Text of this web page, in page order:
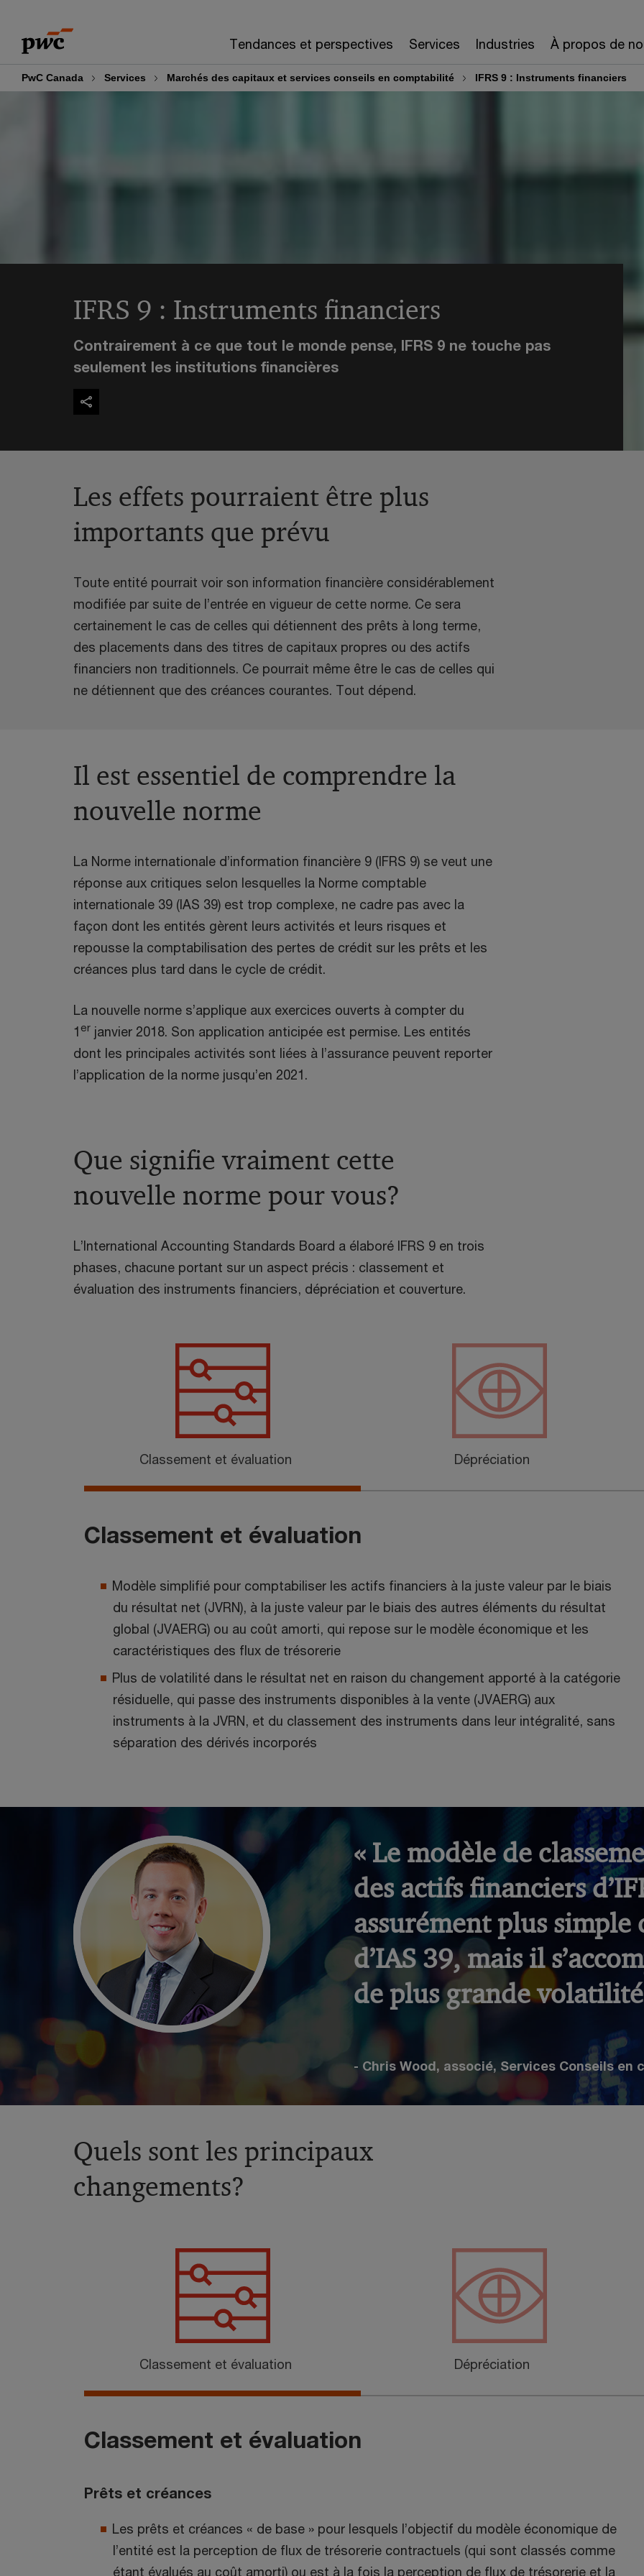
content
footer
Tendances et perspectives Services Industries À propos de
PwC Canada Services Marchés des capitaux et services conseils en comptabilité IFRS 9 : Instruments financiers
IFRS 9 : Instruments financiers
Contrairement à ce que tout le monde pense, IFRS 9 ne touche pas
seulement les institutions financières
Les effets pourraient être plus
importants que prévu
Toute entité pourrait voir son information financière considérablement
modifiée par suite de l’entrée en vigueur de cette norme. Ce sera
certainement le cas de celles qui détiennent des prêts à long terme,
des placements dans des titres de capitaux propres ou des actifs
financiers non traditionnels. Ce pourrait même être le cas de celles qui
ne détiennent que des créances courantes. Tout dépend.
Il est essentiel de comprendre la
nouvelle norme
La Norme internationale d’information financière 9 (IFRS 9) se veut une
réponse aux critiques selon lesquelles la Norme comptable
internationale 39 (IAS 39) est trop complexe, ne cadre pas avec la
façon dont les entités gèrent leurs activités et leurs risques et
repousse la comptabilisation des pertes de crédit sur les prêts et les
créances plus tard dans le cycle de crédit.
La nouvelle norme s’applique aux exercices ouverts à compter du
1 er janvier 2018. Son application anticipée est permise. Les entités
dont les principales activités sont liées à l’assurance peuvent reporter
l’application de la norme jusqu’en 2021.
Que signifie vraiment cette
nouvelle norme pour vous?
L’International Accounting Standards Board a élaboré IFRS 9 en trois
phases, chacune portant sur un aspect précis : classement et
évaluation des instruments financiers, dépréciation et couverture.
Classement et évaluation Dépréciation
Classement et évaluation
Modèle simplifié pour comptabiliser les actifs financiers à la juste valeur par le biais
du résultat net (JVRN), à la juste valeur par le biais des autres éléments du résultat
global (JVAERG) ou au coût amorti, qui repose sur le modèle économique et les
caractéristiques des flux de trésorerie
Plus de volatilité dans le résultat net en raison du changement apporté à la catégorie
résiduelle, qui passe des instruments disponibles à la vente (JVAERG) aux
instruments à la JVRN, et du classement des instruments dans leur intégralité, sans
séparation des dérivés incorporés
« Le modèle de
des actifs financiers
assurément plus simple
d’IAS 39, mais il
de plus grande volatilité
- Chris Wood, associé, Services Conseils en
Quels sont les principaux
changements?
Classement et évaluation Dépréciation
Classement et évaluation
Prêts et créances
Les prêts et créances « de base » pour lesquels l’objectif du modèle économique de
l’entité est la perception de flux de trésorerie contractuels (qui sont classés comme
étant évalués au coût amorti) ou est à la fois la perception de flux de trésorerie et la